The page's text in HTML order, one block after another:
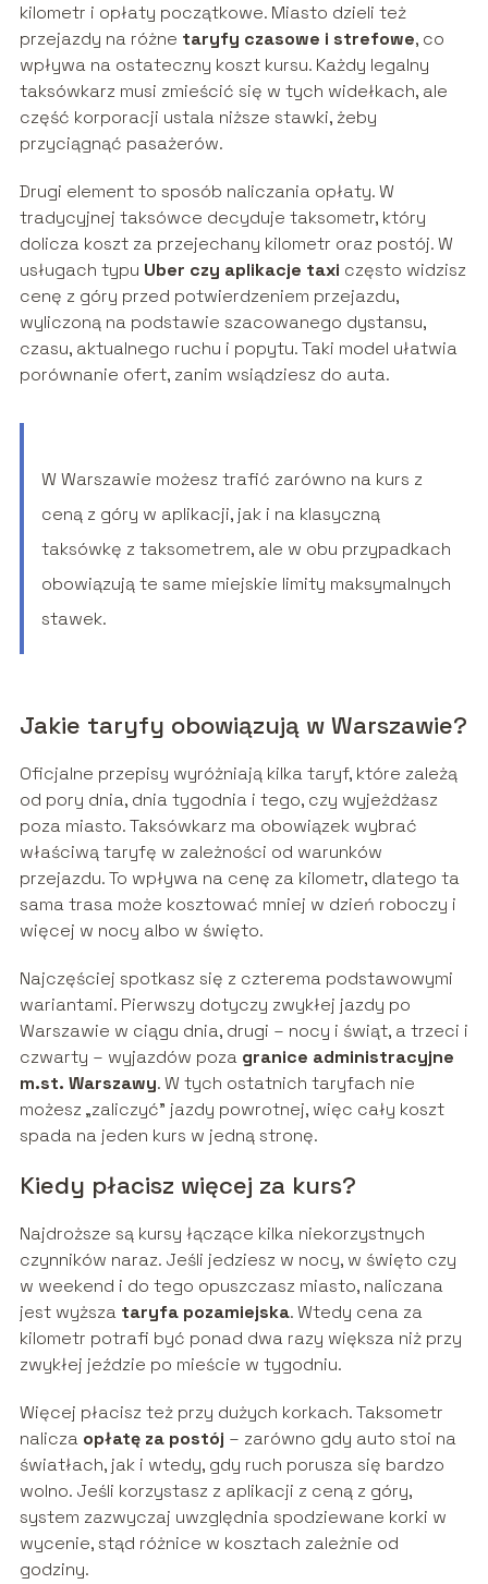
kilometr i opłaty początkowe. Miasto dzieli też
przejazdy na różne taryfy czasowe i strefowe, co
wpływa na ostateczny koszt kursu. Każdy legalny
taksówkarz musi zmieścić się w tych widełkach, ale
część korporacji ustala niższe stawki, żeby
przyciągnąć pasażerów.
Drugi element to sposób naliczania opłaty. W
tradycyjnej taksówce decyduje taksometr, który
dolicza koszt za przejechany kilometr oraz postój. W
usługach typu Uber czy aplikacje taxi często widzisz
cenę z góry przed potwierdzeniem przejazdu,
wyliczoną na podstawie szacowanego dystansu,
czasu, aktualnego ruchu i popytu. Taki model ułatwia
porównanie ofert, zanim wsiądziesz do auta.
W Warszawie możesz trafić zarówno na kurs z
ceną z góry w aplikacji, jak i na klasyczną
taksówkę z taksometrem, ale w obu przypadkach
obowiązują te same miejskie limity maksymalnych
stawek.
Jakie taryfy obowiązują w Warszawie?
Oficjalne przepisy wyróżniają kilka taryf, które zależą
od pory dnia, dnia tygodnia i tego, czy wyjeżdżasz
poza miasto. Taksówkarz ma obowiązek wybrać
właściwą taryfę w zależności od warunków
przejazdu. To wpływa na cenę za kilometr, dlatego ta
sama trasa może kosztować mniej w dzień roboczy i
więcej w nocy albo w święto.
Najczęściej spotkasz się z czterema podstawowymi
wariantami. Pierwszy dotyczy zwykłej jazdy po
Warszawie w ciągu dnia, drugi – nocy i świąt, a trzeci i
czwarty – wyjazdów poza granice administracyjne
m.st. Warszawy. W tych ostatnich taryfach nie
możesz „zaliczyć” jazdy powrotnej, więc cały koszt
spada na jeden kurs w jedną stronę.
Kiedy płacisz więcej za kurs?
Najdroższe są kursy łączące kilka niekorzystnych
czynników naraz. Jeśli jedziesz w nocy, w święto czy
w weekend i do tego opuszczasz miasto, naliczana
jest wyższa taryfa pozamiejska. Wtedy cena za
kilometr potrafi być ponad dwa razy większa niż przy
zwykłej jeździe po mieście w tygodniu.
Więcej płacisz też przy dużych korkach. Taksometr
nalicza opłatę za postój – zarówno gdy auto stoi na
światłach, jak i wtedy, gdy ruch porusza się bardzo
wolno. Jeśli korzystasz z aplikacji z ceną z góry,
system zazwyczaj uwzględnia spodziewane korki w
wycenie, stąd różnice w kosztach zależnie od
godziny.